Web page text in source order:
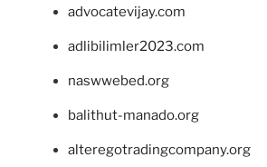
advocatevijay.com
adlibilimler2023.com
naswwebed.org
balithut-manado.org
alteregotradingcompany.org